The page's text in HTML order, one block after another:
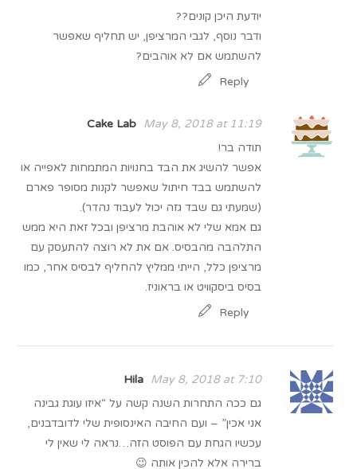
יודעת היכן קונים??
ודבר נוסף, לגבי המרציפן, יש תחליף שאפשר
להשתמש אם לא אוהבים?
Reply
Cake Lab
May 8, 2018 at 11:19
תודה בר!
אפשר להשיג את הבד בחנויות המתמחות לאפייה או
להשתמש בבד חיתול שאפשר לקנות מסופר פארם
(שמעתי גם שבד גזה יכול לעבוד נהדר).
גם אמא שלי לא אוהבת מרציפן ובכל זאת היא ממש
התלהבה מהבסיס. אם את לא רוצה להתעסק עם
מרציפן כלל, הייתי ממליץ להחליף לבסיס אחר, כמו
בסיס ביסקוויט או בראוניז.
Reply
Hila
May 8, 2018 at 7:10
גם ככה התחרות השנה קשה על “איזו עוגת גבינה
אני אכין” – ועם החיבה האינסופית שלי לדובדבנים,
עכשיו הגחת עם הפוסט הזה…נראה לי שאין לי
ברירה אלא להכין אותה 😉